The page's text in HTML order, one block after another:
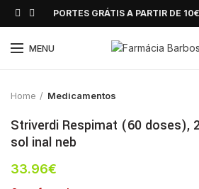
PORTES GRÁTIS A PARTIR DE
MENUClick to enlarge
Home Medicamentos
Striverdi Respimat (60 doses),
sol inal neb
33.96€